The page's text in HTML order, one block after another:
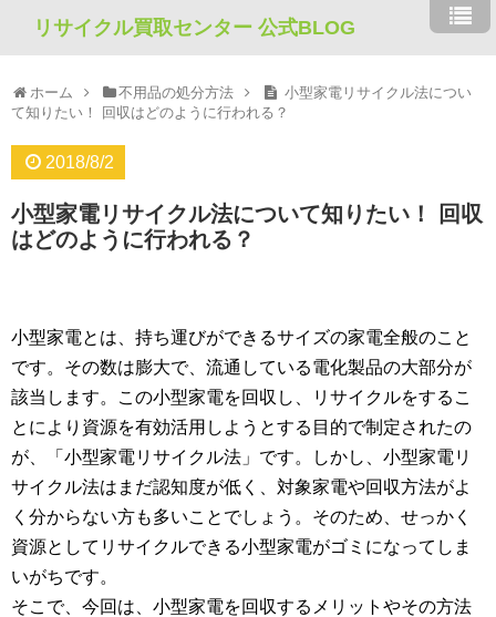
リサイクル買取センター 公式BLOG
ホーム 不用品の処分方法
小型家電リサイクル法につい
て知りたい！ 回収はどのように行われる？
2018/8/2
小型家電リサイクル法について知りたい！ 回収
はどのように行われる？
小型家電とは、持ち運びができるサイズの家電全般のこと
です。その数は膨大で、流通している電化製品の大部分が
該当します。この小型家電を回収し、リサイクルをするこ
とにより資源を有効活用しようとする目的で制定されたの
が、「小型家電リサイクル法」です。しかし、小型家電リ
サイクル法はまだ認知度が低く、対象家電や回収方法がよ
く分からない方も多いことでしょう。そのため、せっかく
資源としてリサイクルできる小型家電がゴミになってしま
いがちです。
そこで、今回は、小型家電を回収するメリットやその方法